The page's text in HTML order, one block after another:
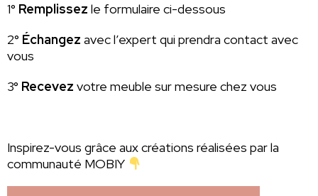
1° Remplissez le formulaire ci-dessous
2° Échangez avec l’expert qui prendra contact avec
vous
3° Recevez votre meuble sur mesure chez vous
Inspirez-vous grâce aux créations réalisées par la
communauté MOBIY